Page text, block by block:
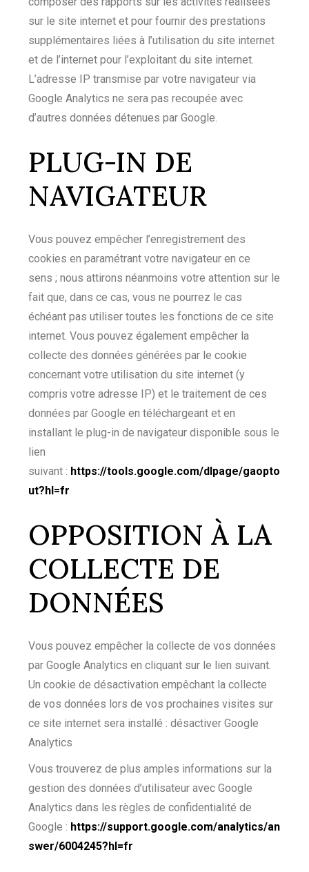
sur le site internet et pour fournir des prestations
supplémentaires liées à l’utilisation du site internet
et de l’internet pour l’exploitant du site internet.
L’adresse IP transmise par votre navigateur via
Google Analytics ne sera pas recoupée avec
d’autres données détenues par Google.
PLUG-IN DE
NAVIGATEUR
Vous pouvez empêcher l’enregistrement des
cookies en paramétrant votre navigateur en ce
sens ; nous attirons néanmoins votre attention sur le
fait que, dans ce cas, vous ne pourrez le cas
échéant pas utiliser toutes les fonctions de ce site
internet. Vous pouvez également empêcher la
collecte des données générées par le cookie
concernant votre utilisation du site internet (y
compris votre adresse IP) et le traitement de ces
données par Google en téléchargeant et en
installant le plug-in de navigateur disponible sous le
lien
suivant : https://tools.google.com/dlpage/gaopto
ut?hl=fr
OPPOSITION À LA
COLLECTE DE
DONNÉES
Vous pouvez empêcher la collecte de vos données
par Google Analytics en cliquant sur le lien suivant.
Un cookie de désactivation empêchant la collecte
de vos données lors de vos prochaines visites sur
ce site internet sera installé : désactiver Google
Analytics
Vous trouverez de plus amples informations sur la
gestion des données d’utilisateur avec Google
Analytics dans les règles de confidentialité de
Google : https://support.google.com/analytics/an
swer/6004245?hl=fr